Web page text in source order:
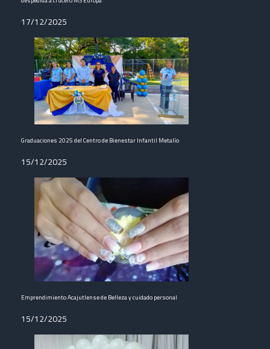
17/12/2025
Graduaciones 2025 del Centro de Bienestar Infantil Metalío
15/12/2025
Emprendimiento Acajutlense de Belleza y cuidado personal
15/12/2025